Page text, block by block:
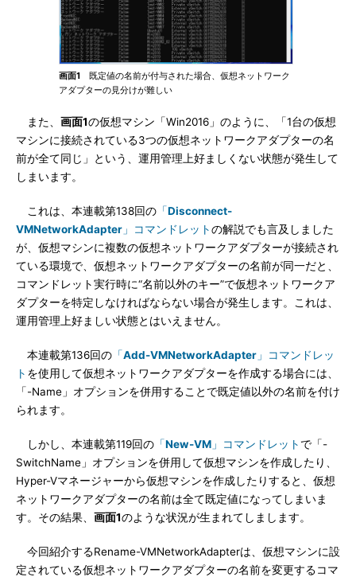
画面1 既定値の名前が付与された場合、仮想ネットワーク
アダプターの見分けが難しい
また、 画面1の仮想マシン「Win2016」のように、「1台の仮想
マシンに接続されている3つの仮想ネットワークアダプターの名
前が全て同じ」という、運用管理上好ましくない状態が発生して
しまいます。
これは、本連載第138回の 「Disconnect-
VMNetworkAdapter 」コマンドレットの解説でも言及しました
が、仮想マシンに複数の仮想ネットワークアダプターが接続され
ている環境で、仮想ネットワークアダプターの名前が同一だと、
コマンドレット実行時に“名前以外のキー”で仮想ネットワークア
ダプターを特定しなければならない場合が発生します。これは、
運用管理上好ましい状態とはいえません。
本連載第136回の 「Add-VMNetworkAdapter 」コマンドレッ
ト を使用して仮想ネットワークアダプターを作成する場合には、
「-Name」オプションを併用することで既定値以外の名前を付け
られます。
しかし、本連載第119回の 「New-VM 」コマンドレット で「-
SwitchName」オプションを併用して仮想マシンを作成したり、
Hyper-Vマネージャーから仮想マシンを作成したりすると、仮想
ネットワークアダプターの名前は全て既定値になってしまいま
す。その結果、 画面1のような状況が生まれてしまします。
今回紹介するRename-VMNetworkAdapterは、仮想マシンに設
定されている仮想ネットワークアダプターの名前を変更するコマ